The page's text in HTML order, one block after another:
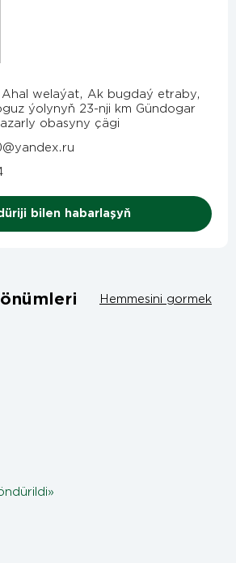
Ahal welaýat, Ak bugdaý etraby,
ýolynyň 23-nji km Gündogar
obasyny çägi
bilen habarlaşyň
Hemmesini gormek